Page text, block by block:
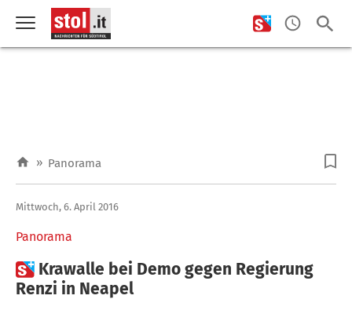
» Panorama
Panorama
Mittwoch, 6. April 2016
 Krawalle bei Demo gegen Regierung
Renzi in Neapel